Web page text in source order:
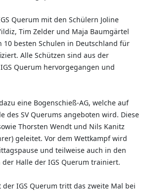
Querum mit den Schülern Joline
Tim Zelder und Maja Baumgärtel
10 besten Schulen in Deutschland für
Alle Schützen sind aus der
Querum hervorgegangen und
eine Bogenschieß-AG, welche auf
des SV Querums angeboten wird. Diese
Thorsten Wendt und Nils Kanitz
geleitet. Vor dem Wettkampf wird
und teilweise auch in den
Halle der IGS Querum trainiert.
der IGS Querum tritt das zweite Mal bei